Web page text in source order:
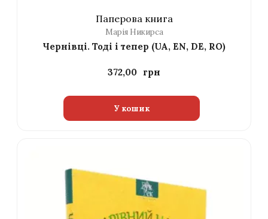
Паперова книга
Марія Никирса
Чернівці. Тоді і тепер (UA, EN, DE, RO)
372,00
У кошик